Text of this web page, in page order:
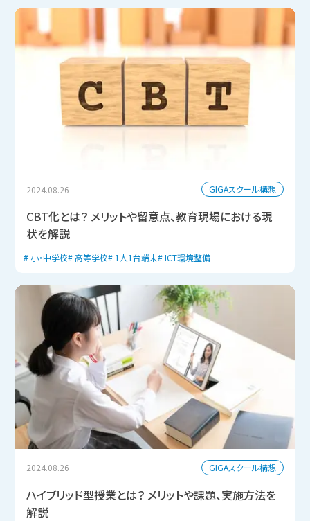
2024.08.26 GIGAスクール構想
CBT化とは？ メリットや留意点、教育現場における現
状を解説
小・中学校 高等学校 1人1台端末 ICT環境整備
2024.08.26 GIGAスクール構想
ハイブリッド型授業とは？ メリットや課題、実施方法を
解説